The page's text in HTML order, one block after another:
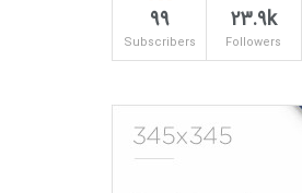
23.9k
Followers
99
Subscribers